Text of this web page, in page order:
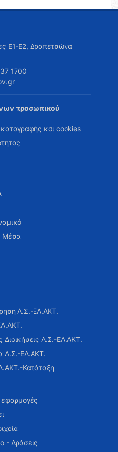
Ε1-Ε2, Δραπετσώνα
1700
προσωπικού
καταγραφής και cookies
Μέσα
Λ.Σ.-ΕΛ.ΑΚΤ.
Διοικήσεις Λ.Σ.-ΕΛ.ΑΚΤ.
Λ.Σ.-ΕΛ.ΑΚΤ.
Κατάταξη
εφαρμογές
- Δράσεις